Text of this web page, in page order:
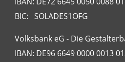
BIC: SOLADES1OFG
Volksbank eG - Die
IBAN: DE96 6649 0000 0013